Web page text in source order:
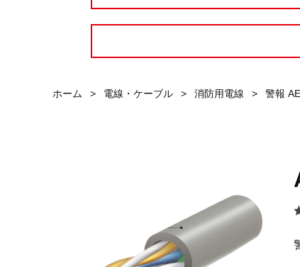
ホーム > 電線・ケーブル > 消防用電線 > 警報 AE